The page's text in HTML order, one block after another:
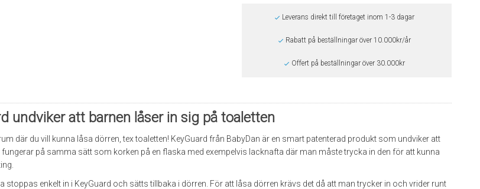
Leverans direkt till företaget inom 1-3 dagar
Rabatt på beställningar över 10.000kr/år
Offert på beställningar över 30.000kr
undviker att barnen låser in sig på toaletten
där du vill kunna låsa dörren, tex toaletten! KeyGuard från BabyDan är en smart patenterad produkt som undviker att
fungerar på samma sätt som korken på en flaska med exempelvis lacknafta där man måste trycka in den för att kunna
stoppas enkelt in i KeyGuard och sätts tillbaka i dörren. För att låsa dörren krävs det då att man trycker in och vrider runt